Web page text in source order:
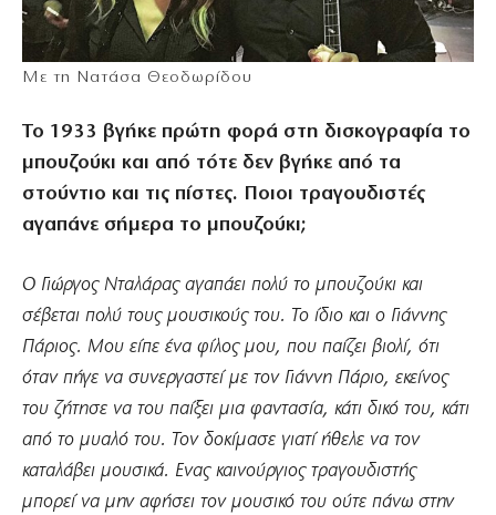
Mε τη Νατάσα Θεοδωρίδου
Το 1933 βγήκε πρώτη φορά στη δισκογραφία το
μπουζούκι και από τότε δεν βγήκε από τα
στούντιο και τις πίστες. Ποιοι τραγουδιστές
αγαπάνε σήμερα το μπουζούκι;
Ο Γιώργος Νταλάρας αγαπάει πολύ το μπουζούκι και
σέβεται πολύ τους μουσικούς του. Το ίδιο και ο Γιάννης
Πάριος. Μου είπε ένα φίλος μου, που παίζει βιολί, ότι
όταν πήγε να συνεργαστεί με τον Γιάννη Πάριο, εκείνος
του ζήτησε να του παίξει μια φαντασία, κάτι δικό του, κάτι
από το μυαλό του. Τον δοκίμασε γιατί ήθελε να τον
καταλάβει μουσικά. Ενας καινούργιος τραγουδιστής
μπορεί να μην αφήσει τον μουσικό του ούτε πάνω στην